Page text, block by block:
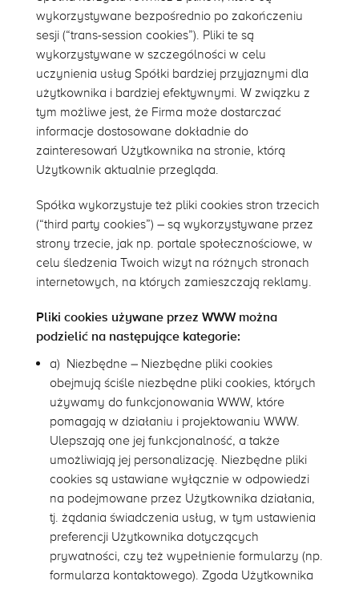
wykorzystywane bezpośrednio po zakończeniu
sesji (“trans-session cookies”). Pliki te są
wykorzystywane w szczególności w celu
uczynienia usług Spółki bardziej przyjaznymi dla
użytkownika i bardziej efektywnymi. W związku z
tym możliwe jest, że Firma może dostarczać
informacje dostosowane dokładnie do
zainteresowań Użytkownika na stronie, którą
Użytkownik aktualnie przegląda.
Spółka wykorzystuje też pliki cookies stron trzecich
(“third party cookies”) – są wykorzystywane przez
strony trzecie, jak np. portale społecznościowe, w
celu śledzenia Twoich wizyt na różnych stronach
internetowych, na których zamieszczają reklamy.
Pliki cookies używane przez WWW można
podzielić na następujące kategorie:
a) Niezbędne – Niezbędne pliki cookies
obejmują ściśle niezbędne pliki cookies, których
używamy do funkcjonowania WWW, które
pomagają w działaniu i projektowaniu WWW.
Ulepszają one jej funkcjonalność, a także
umożliwiają jej personalizację. Niezbędne pliki
cookies są ustawiane wyłącznie w odpowiedzi
na podejmowane przez Użytkownika działania,
tj. żądania świadczenia usług, w tym ustawienia
preferencji Użytkownika dotyczących
prywatności, czy też wypełnienie formularzy (np.
formularza kontaktowego). Zgoda Użytkownika